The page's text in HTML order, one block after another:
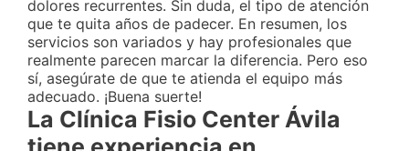
dolores recurrentes. Sin duda, el tipo de atención
que te quita años de padecer. En resumen, los
servicios son variados y hay profesionales que
realmente parecen marcar la diferencia. Pero eso
sí, asegúrate de que te atienda el equipo más
adecuado. ¡Buena suerte!
La Clínica Fisio Center Ávila